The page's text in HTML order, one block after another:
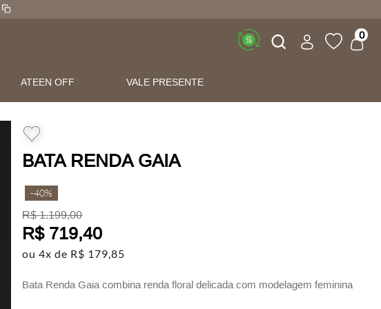
Buscar 0
ATEEN OFF VALE PRESENTE
BATA RENDA GAIA
-40%
R$ 1.199,00
R$ 719,40
ou4x de R$ 179,85
Bata Renda Gaia combina renda floral delicada com modelagem feminina